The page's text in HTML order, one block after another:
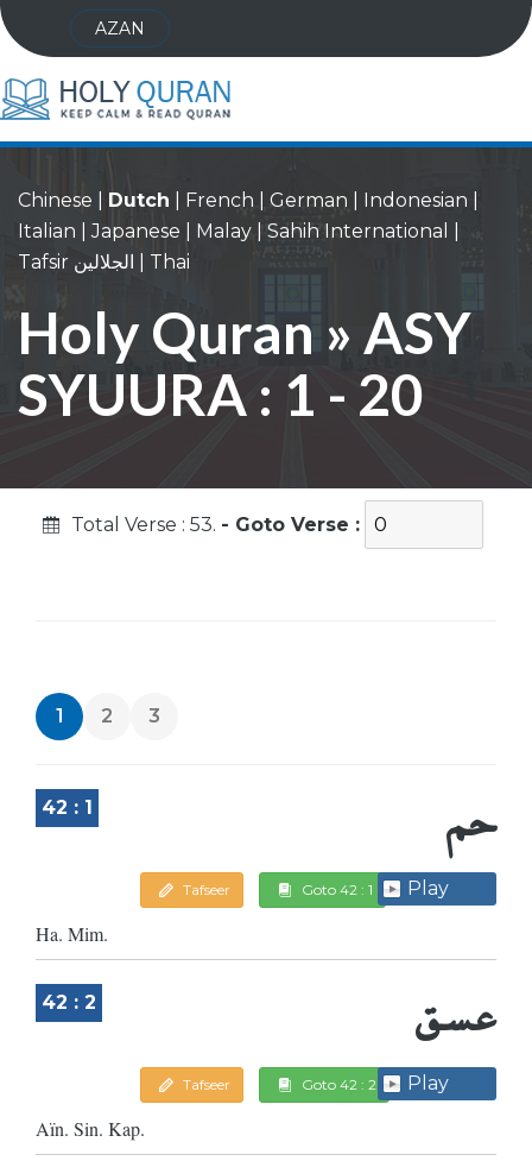
AZAN
Chinese Dutch French German Indonesian
Italian |Japanese Malay Sahih International
Tafsir الجلالين
Thai
Holy Quran » ASY
SYUURA : 1 - 20
Total Verse : 53. - Goto Verse :
1 2 3
42 : 1 حم
Tafseer Goto 42 : 1 Play
Ha. Mim.
42 : 2 عسق
Tafseer Goto 42 : 2 Play
Aïn. Sin. Kap.